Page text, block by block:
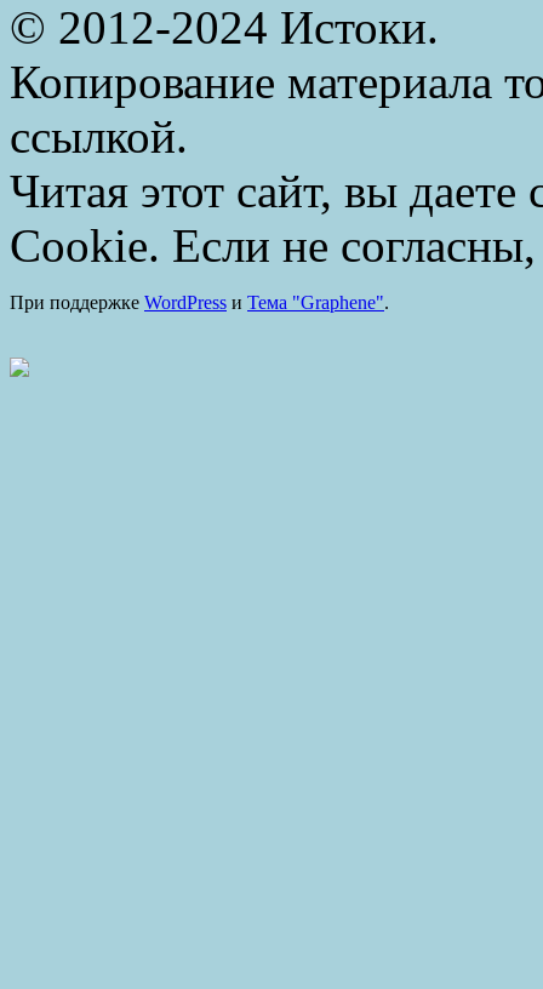
© 2012-2024 Истоки.
Копирование материала
ссылкой.
Читая этот сайт, вы даете
Cookie. Если не
При поддержке WordPress и Тема "Graphene".